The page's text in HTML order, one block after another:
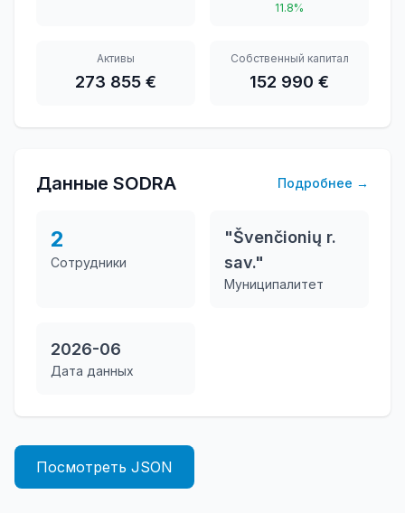
11.8%
Активы
273 855 €
Собственный капитал
152 990 €
Данные SODRA Подробнее →
2
Сотрудники
"Švenčionių r.
sav."
Муниципалитет
2026-06
Дата данных
Посмотреть JSON